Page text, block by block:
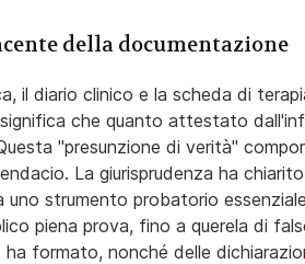
della documentazione
il diario clinico e la scheda di
che quanto attestato
"presunzione di verità"
La giurisprudenza ha
uno strumento probatorio
piena prova, fino a querela di
formato, nonché delle